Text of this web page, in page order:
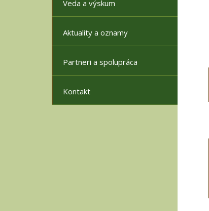
Veda a výskum
Aktuality a oznamy
Partneri a spolupráca
Kontakt